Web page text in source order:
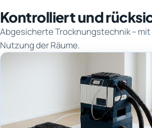
Kontrolliert und
Abgesicherte Trocknungstechnik –
Nutzung der Räume.